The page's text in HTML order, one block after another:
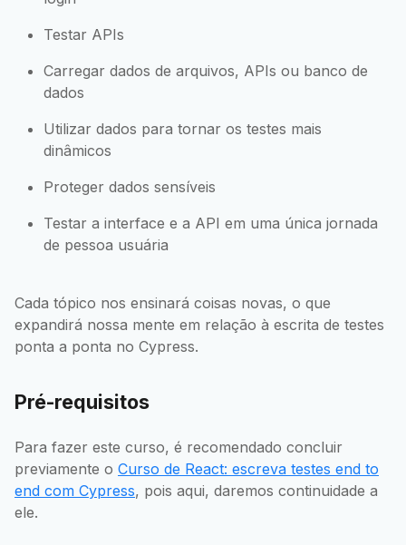
Testar APIs
Carregar dados de arquivos, APIs ou banco de
dados
Utilizar dados para tornar os testes mais
dinâmicos
Proteger dados sensíveis
Testar a interface e a API em uma única jornada
de pessoa usuária
Cada tópico nos ensinará coisas novas, o que
expandirá nossa mente em relação à escrita de testes
ponta a ponta no Cypress.
Pré-requisitos
Para fazer este curso, é recomendado concluir
previamente o Curso de React: escreva testes end to
end com Cypress, pois aqui, daremos continuidade a
ele.